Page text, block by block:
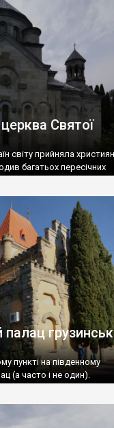
(postaki)…” “Вино. Крим
вдосталь: воно все
Святої
світу прийняла
багатьох пересічних
пункті на південному
(а часто і не один).